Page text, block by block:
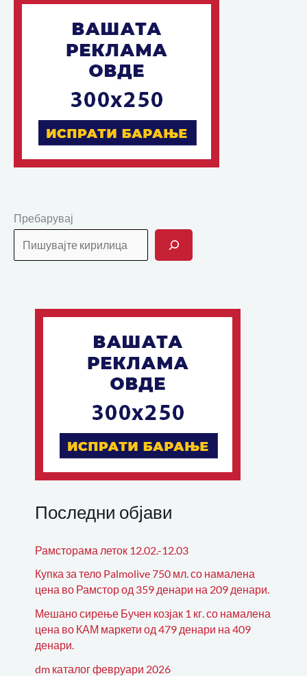
Пребарувај
Последни објави
Рамсторама леток 12.02.-12.03
Купка за тело Palmolive 750 мл. со намалена
цена во Рамстор од 359 денари на 209 денари.
Мешано сирење Бучен козјак 1 кг. со намалена
цена во КАМ маркети од 479 денари на 409
денари.
dm каталог февруари 2026